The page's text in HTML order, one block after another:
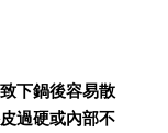
下鍋後容易散
過硬或內部不